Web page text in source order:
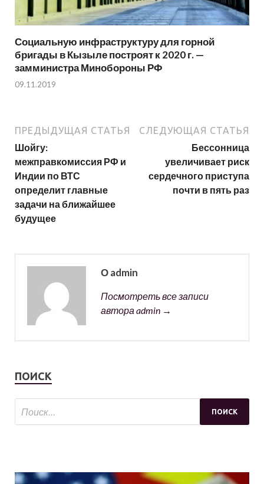
Социальную инфраструктуру для горной
бригады в Кызыле построят к 2020 г. —
замминистра Минобороны РФ
09.11.2019
ПРЕДЫДУЩАЯ СТАТЬЯ
Шойгу:
межправкомиссия РФ и
Индии по ВТС
определит главные
задачи на ближайшее
будущее
СЛЕДУЮЩАЯ СТАТЬЯ
Бессонница
увеличивает риск
сердечного приступа
почти в пять раз
О admin
Посмотреть все записи
автора admin →
ПОИСК